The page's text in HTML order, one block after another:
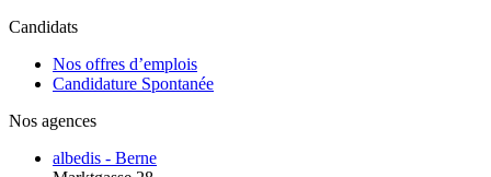
Candidats
Nos offres d’emplois
Candidature Spontanée
Nos agences
albedis - Berne